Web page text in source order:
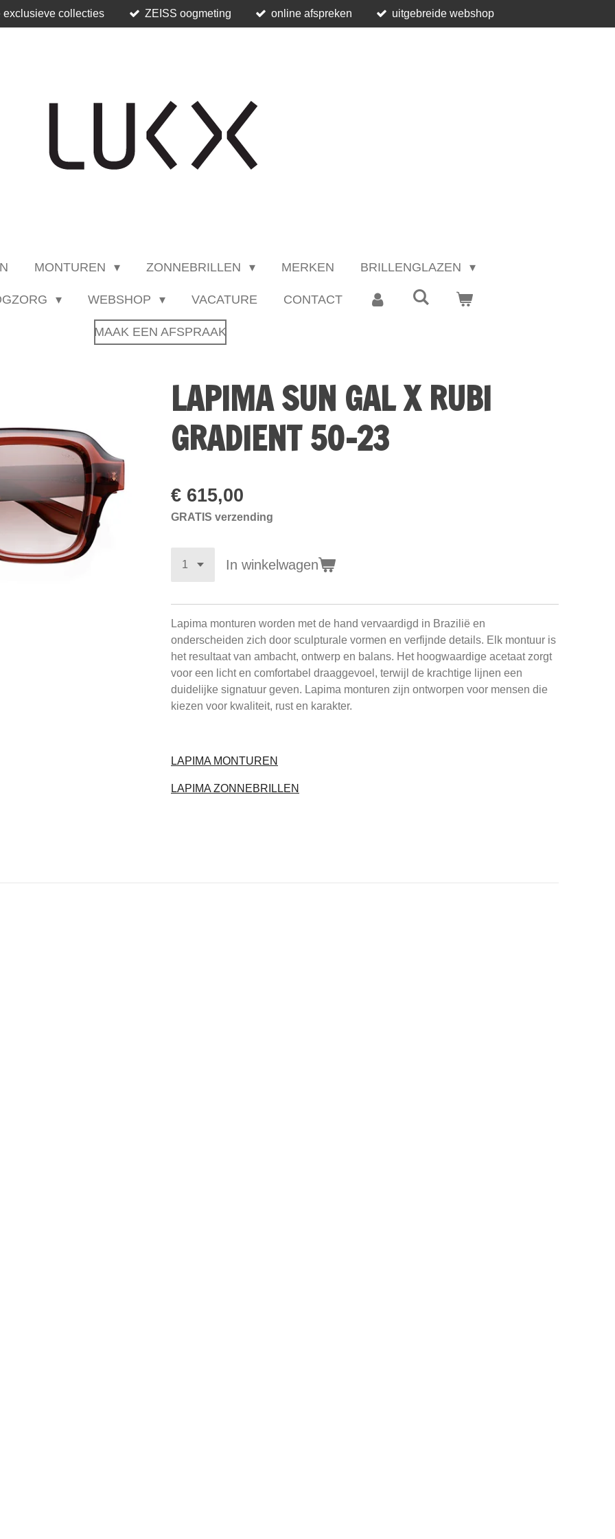
exclusieve collecties ZEISS oogmeting online afspreken uitgebreide webshop
MONTUREN ZONNEBRILLEN MERKEN BRILLENGLAZEN
WEBSHOP VACATURE CONTACT
MAAK EEN AFSPRAAK
LAPIMA SUN GAL X RUBI
GRADIENT 50-23
€ 615,00
GRATIS verzending
In winkelwagen
Lapima monturen worden met de hand vervaardigd in Brazilië en
onderscheiden zich door sculpturale vormen en verfijnde details. Elk montuur is
het resultaat van ambacht, ontwerp en balans. Het hoogwaardige acetaat zorgt
voor een licht en comfortabel draaggevoel, terwijl de krachtige lijnen een
duidelijke signatuur geven. Lapima monturen zijn ontworpen voor mensen die
kiezen voor kwaliteit, rust en karakter.
LAPIMA MONTUREN
LAPIMA ZONNEBRILLEN